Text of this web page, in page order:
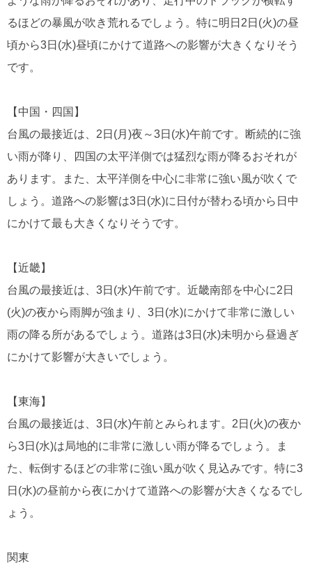
るほどの暴風が吹き荒れるでしょう。特に明日2日(火)の昼
頃から3日(水)昼頃にかけて道路への影響が大きくなりそう
です。
【中国・四国】
台風の最接近は、2日(月)夜～3日(水)午前です。断続的に強
い雨が降り、四国の太平洋側では猛烈な雨が降るおそれが
あります。また、太平洋側を中心に非常に強い風が吹くで
しょう。道路への影響は3日(水)に日付が替わる頃から日中
にかけて最も大きくなりそうです。
【近畿】
台風の最接近は、3日(水)午前です。近畿南部を中心に2日
(火)の夜から雨脚が強まり、3日(水)にかけて非常に激しい
雨の降る所があるでしょう。道路は3日(水)未明から昼過ぎ
にかけて影響が大きいでしょう。
【東海】
台風の最接近は、3日(水)午前とみられます。2日(火)の夜か
ら3日(水)は局地的に非常に激しい雨が降るでしょう。ま
た、転倒するほどの非常に強い風が吹く見込みです。特に3
日(水)の昼前から夜にかけて道路への影響が大きくなるでし
ょう。
関東